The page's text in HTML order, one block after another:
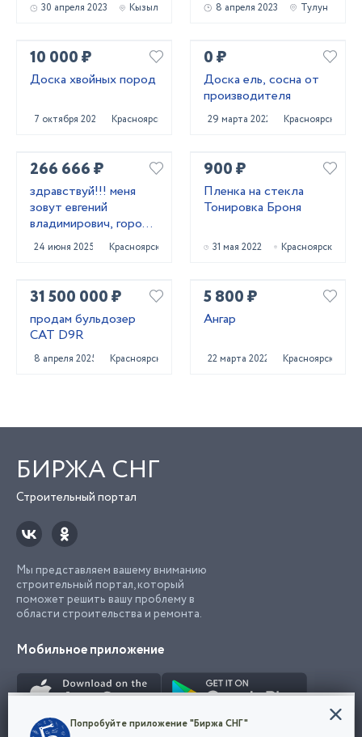
30 апреля 2023 Кызыл 8 апреля 2023 Тулун
10 000 ₽
Доска хвойных пород
7 октября 2022 Красноярск
0 ₽
Доска ель, сосна от
производителя
29 марта 2022 Красноярск
266 666 ₽
здравствуй!!! меня
зовут евгений
владимирович, город
проживания
красноярск.
24 июня 2025 Красноярск
900 ₽
Пленка на стекла
Тонировка Броня
31 мая 2022 Красноярск
31 500 000 ₽
продам бульдозер
CAT D9R
8 апреля 2025 Красноярск
5 800 ₽
Ангар
22 марта 2022 Красноярск
БИРЖА СНГ
Строительный портал
Мы представляем вашему вниманию
строительный портал, который
поможет решить вашу проблему в
области строительства и ремонта.
Мобильное приложение
Конфиденциальность
Попробуйте приложение "Биржа СНГ"